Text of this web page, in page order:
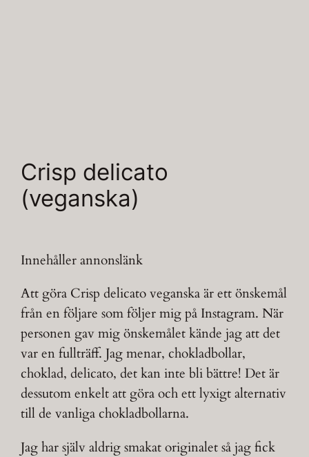
Crisp delicato
(veganska)
Innehåller annonslänk
Att göra Crisp delicato veganska är ett önskemål
från en följare som följer mig på Instagram. När
personen gav mig önskemålet kände jag att det
var en fullträff. Jag menar, chokladbollar,
choklad, delicato, det kan inte bli bättre! Det är
dessutom enkelt att göra och ett lyxigt alternativ
till de vanliga chokladbollarna.
Jag har själv aldrig smakat originalet så jag fick